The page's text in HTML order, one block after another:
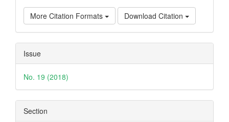
More Citation Formats Download Citation
Issue
No. 19 (2018)
Section